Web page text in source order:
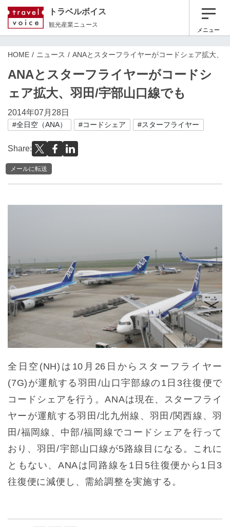
トラベルボイス
観光産業ニュース
メニュー
HOME ニュース ANAとスターフライヤーがコードシェア拡大、
ANAとスターフライヤーがコードシ
ェア拡大、羽田/宇部山口線でも
2014年07月28日
#全日空（ANA） #コードシェア #スターフライヤー
Share:
メールに転送
全日空(NH)は10月26日からスターフライヤー
(7G)が運航する羽田/山口宇部線の1日3往復便で
コードシェアを行う。ANAは現在、スターフライ
ヤーが運航する羽田/北九州線、羽田/関西線、羽
田/福岡線、中部/福岡線でコードシェアを行って
おり、羽田/宇部山口線が5路線目になる。これに
ともない、ANAは同路線を1日5往復便から1日3
往復便に減便し、需給調整を実施する。